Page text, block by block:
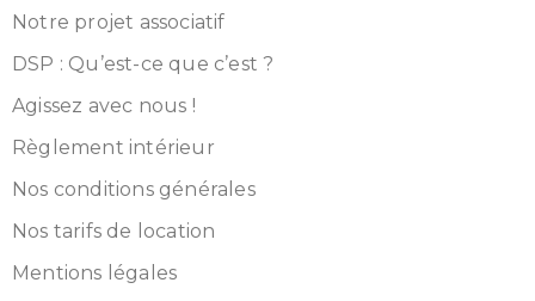
Notre projet associatif
DSP : Qu’est-ce que c’est ?
Agissez avec nous !
Règlement intérieur
Nos conditions générales
Nos tarifs de location
Mentions légales